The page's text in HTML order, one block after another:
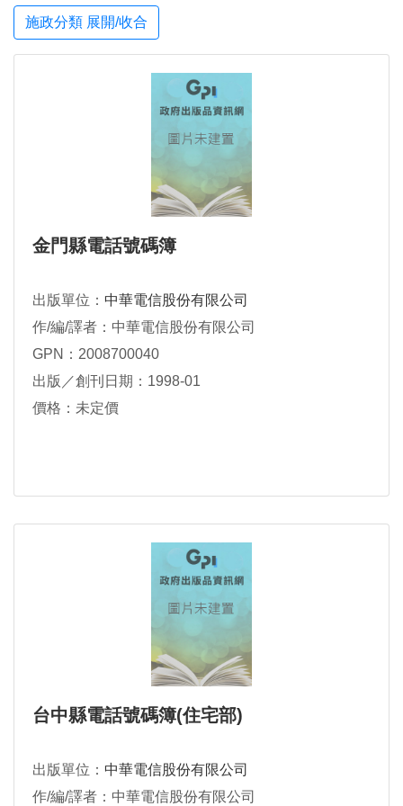
施政分類 展開/收合
金門縣電話號碼簿
出版單位： 中華電信股份有限公司
作/編/譯者：中華電信股份有限公司
GPN：2008700040
出版／創刊日期：1998-01
價格：未定價
台中縣電話號碼簿(住宅部)
出版單位： 中華電信股份有限公司
作/編/譯者：中華電信股份有限公司